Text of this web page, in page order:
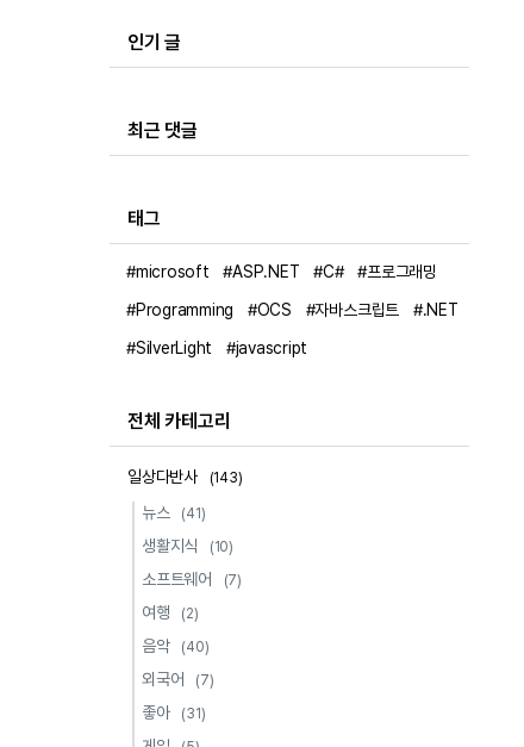
인기 글
최근 댓글
태그
#microsoft #ASP.NET #C#
#프로그래밍
#Programming
#OCS #자바스크립트
#.NET
#SilverLight
#javascript
전체 카테고리
일상다반사 (143)
뉴스 (41)
생활지식 (10)
소프트웨어 (7)
여행 (2)
음악 (40)
외국어 (7)
좋아 (31)